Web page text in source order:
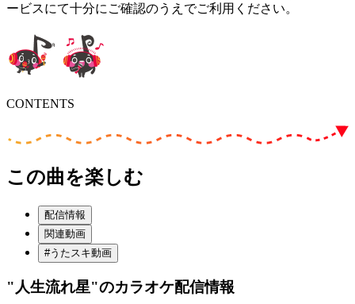
ービスにて十分にご確認のうえでご利用ください。
CONTENTS
この曲を楽しむ
配信情報
関連動画
#うたスキ動画
"人生流れ星"のカラオケ配信情報